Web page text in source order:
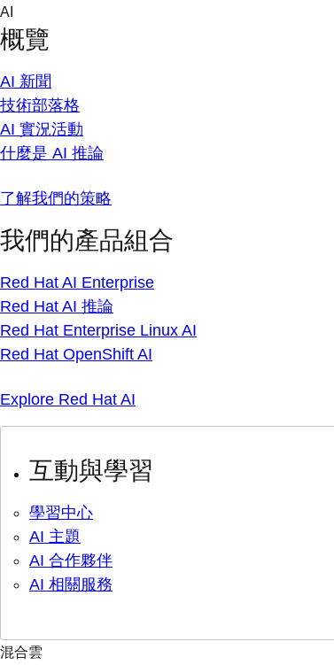
Skip
content
AI
概覽
AI 新聞
技術部落格
AI 實況活動
什麼是 AI 推論
了解我們的策略
我們的產品組合
Red Hat AI Enterprise
Red Hat AI 推論
Red Hat Enterprise Linux AI
Red Hat OpenShift AI
Explore Red Hat AI
互動與學習
學習中心
AI 主題
AI 合作夥伴
AI 相關服務
混合雲